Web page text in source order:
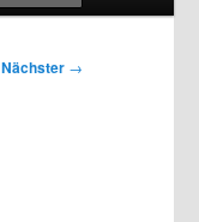
Nächster →